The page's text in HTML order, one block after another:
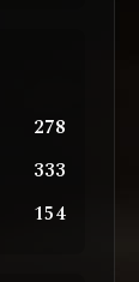
278
333
154